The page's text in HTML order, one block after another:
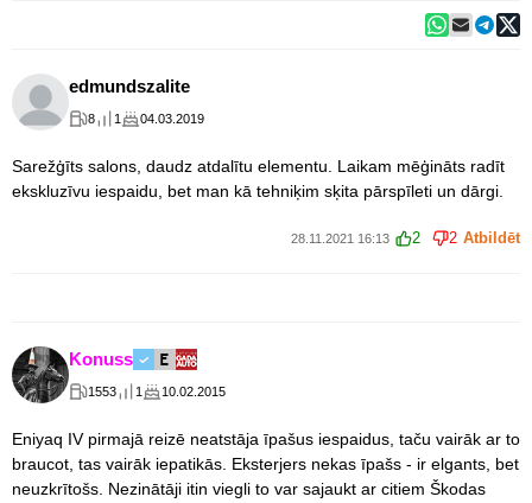
edmundszalite
8 1 04.03.2019
Sarežģīts salons, daudz atdalītu elementu. Laikam mēģināts radīt
ekskluzīvu iespaidu, bet man kā tehniķim sķita pārspīleti un dārgi.
28.11.2021 16:13 2 2 Atbildēt
Konuss
1553 1 10.02.2015
Eniyaq IV pirmajā reizē neatstāja īpašus iespaidus, taču vairāk ar to
braucot, tas vairāk iepatikās. Eksterjers nekas īpašs - ir elgants, bet
neuzkrītošs. Nezinātāji itin viegli to var sajaukt ar citiem Škodas